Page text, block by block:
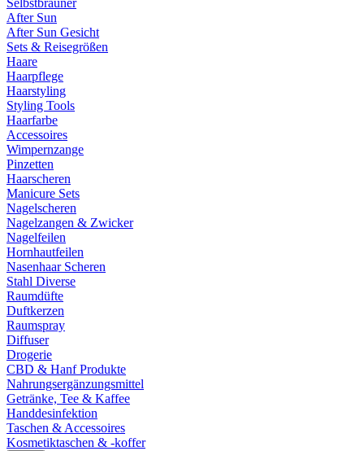
Selbstbräuner
After Sun
After Sun Gesicht
Sets & Reisegrößen
Haare
Haarpflege
Haarstyling
Styling Tools
Haarfarbe
Accessoires
Wimpernzange
Pinzetten
Haarscheren
Manicure Sets
Nagelscheren
Nagelzangen & Zwicker
Nagelfeilen
Hornhautfeilen
Nasenhaar Scheren
Stahl Diverse
Raumdüfte
Duftkerzen
Raumspray
Diffuser
Drogerie
CBD & Hanf Produkte
Nahrungsergänzungsmittel
Getränke, Tee & Kaffee
Handdesinfektion
Taschen & Accessoires
Kosmetiktaschen & -koffer